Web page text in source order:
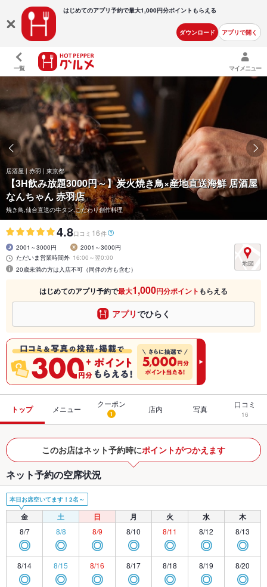
はじめてのアプリ予約で最大1,000円分ポイントもらえる
ダウンロード アプリで開く
一覧 マイメニュー
居酒屋 | 赤羽 | 東京都
【3H飲み放題3000円～】炭火焼き鳥×産地直送海鮮 居酒屋
なんちゃん 赤羽店
焼き鳥,仙台直送の牛タン,こだわり創作料理
4.8口コミ 16件
2001～3000円
2001～3000円
ただいま営業時間外 16:00～翌0:00
20歳未満の方は入店不可（同伴の方も含む）
はじめてのアプリ予約で最大1,000円分ポイント もらえる
アプリでひらく
トップ メニュー
クーポン
1 店内 写真 口コミ
16
このお店はネット予約時にポイントがつかえます
ネット予約の空席状況
本日お席空いてます！2名～
金 土 日 月 火 水 木
8/7
◎
8/8
◎
8/9
◎
8/10
◎
8/11
◎
8/12
◎
8/13
◎
8/14
◎
8/15
◎
8/16
◎
8/17
◎
8/18
◎
8/19
◎
8/20
◎